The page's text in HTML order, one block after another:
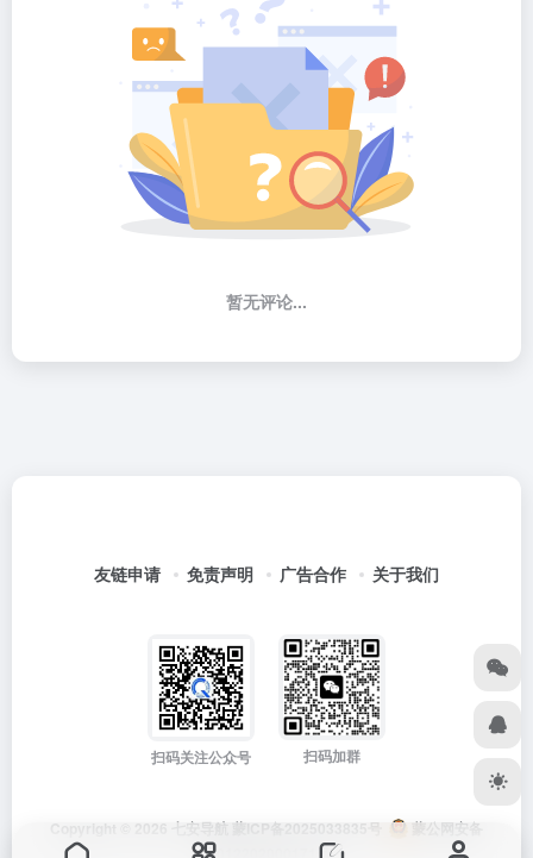
暂无评论...
友链申请 免责声明 广告合作 关于我们
扫码关注公众号 扫码加群
Copyright © 2026 七安导航 蒙ICP备2025033835号
蒙公网安备
15012202000171号